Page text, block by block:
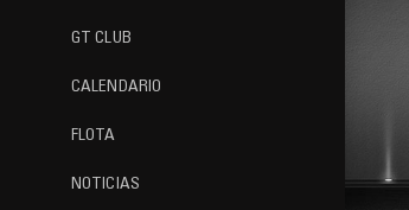
GT CLUB
CALENDARIO
FLOTA
NOTICIAS